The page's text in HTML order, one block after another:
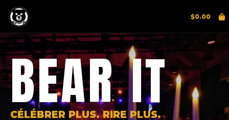
$0.00
BEAR IT
CÉLÉBRER PLUS. RIRE PLUS.